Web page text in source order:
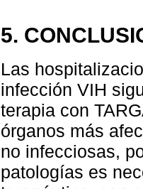
5.
Las
infección VIH
terapia con
órganos más
no infecciosas,
patologías es